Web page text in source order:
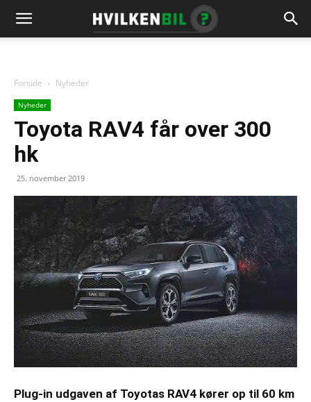
Forside Nyheder
Nyheder
Toyota RAV4 får over 300
hk
25. november 2019
Plug-in udgaven af Toyotas RAV4 kører op til 60 km